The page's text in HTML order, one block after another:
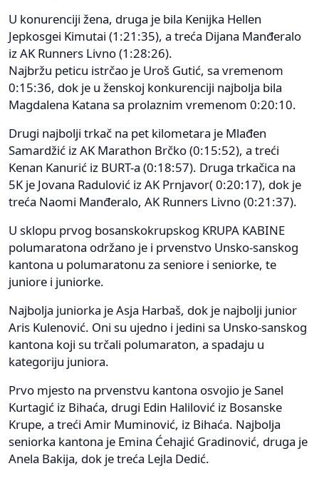
U konurenciji žena, druga je bila Kenijka Hellen
Jepkosgei Kimutai (1:21:35), a treća Dijana Manđeralo
iz AK Runners Livno (1:28:26).
Najbržu peticu istrčao je Uroš Gutić, sa vremenom
0:15:36, dok je u ženskoj konkurenciji najbolja bila
Magdalena Katana sa prolaznim vremenom 0:20:10.
Drugi najbolji trkač na pet kilometara je Mlađen
Samardžić iz AK Marathon Brčko (0:15:52), a treći
Kenan Kanurić iz BURT-a (0:18:57). Druga trkačica na
5K je Jovana Radulović iz AK Prnjavor( 0:20:17), dok je
treća Naomi Manđeralo, AK Runners Livno (0:21:37).
U sklopu prvog bosanskokrupskog KRUPA KABINE
polumaratona održano je i prvenstvo Unsko-sanskog
kantona u polumaratonu za seniore i seniorke, te
juniore i juniorke.
Najbolja juniorka je Asja Harbaš, dok je najbolji junior
Aris Kulenović. Oni su ujedno i jedini sa Unsko-sanskog
kantona koji su trčali polumaraton, a spadaju u
kategoriju juniora.
Prvo mjesto na prvenstvu kantona osvojio je Sanel
Kurtagić iz Bihaća, drugi Edin Halilović iz Bosanske
Krupe, a treći Amir Muminović, iz Bihaća. Najbolja
seniorka kantona je Emina Ćehajić Gradinović, druga je
Anela Bakija, dok je treća Lejla Dedić.